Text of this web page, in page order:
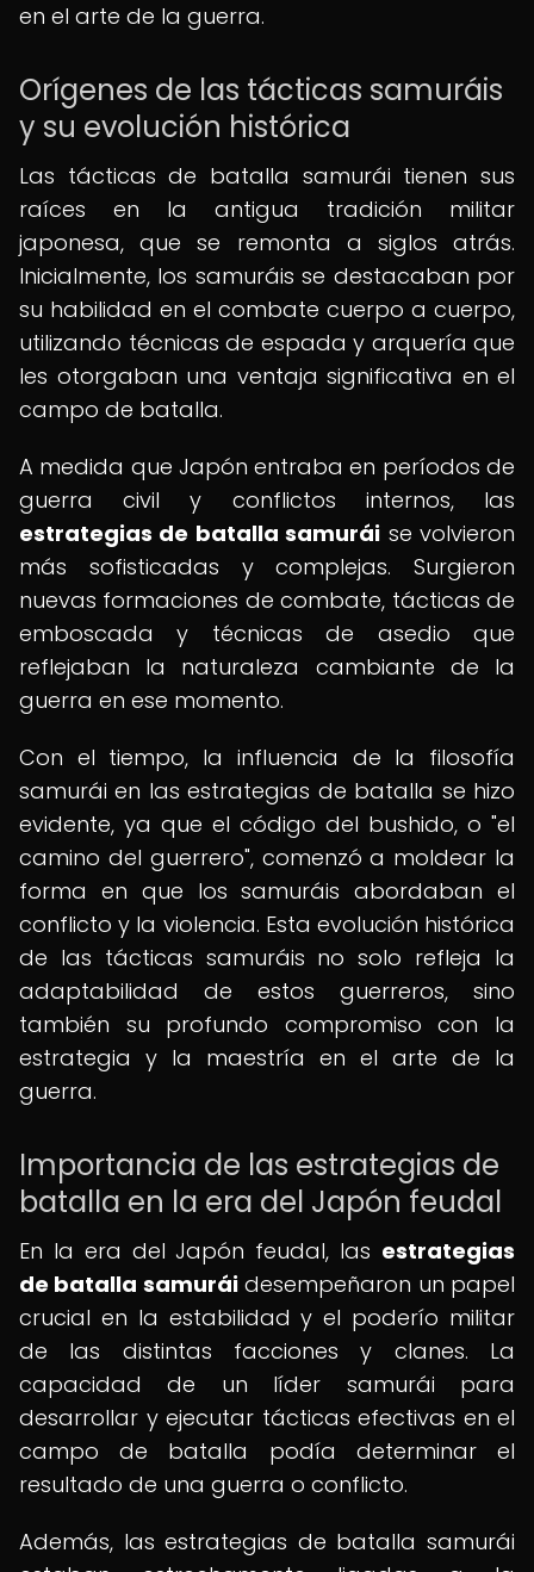
en el arte de la guerra.
Orígenes de las tácticas samuráis
y su evolución histórica
Las tácticas de batalla samurái tienen sus
raíces en la antigua tradición militar
japonesa, que se remonta a siglos atrás.
Inicialmente, los samuráis se destacaban por
su habilidad en el combate cuerpo a cuerpo,
utilizando técnicas de espada y arquería que
les otorgaban una ventaja significativa en el
campo de batalla.
A medida que Japón entraba en períodos de
guerra civil y conflictos internos, las
estrategias de batalla samurái se volvieron
más sofisticadas y complejas. Surgieron
nuevas formaciones de combate, tácticas de
emboscada y técnicas de asedio que
reflejaban la naturaleza cambiante de la
guerra en ese momento.
Con el tiempo, la influencia de la filosofía
samurái en las estrategias de batalla se hizo
evidente, ya que el código del bushido, o "el
camino del guerrero", comenzó a moldear la
forma en que los samuráis abordaban el
conflicto y la violencia. Esta evolución histórica
de las tácticas samuráis no solo refleja la
adaptabilidad de estos guerreros, sino
también su profundo compromiso con la
estrategia y la maestría en el arte de la
guerra.
Importancia de las estrategias de
batalla en la era del Japón feudal
En la era del Japón feudal, las estrategias
de batalla samuráidesempeñaron un papel
crucial en la estabilidad y el poderío militar
de las distintas facciones y clanes. La
capacidad de un líder samurái para
desarrollar y ejecutar tácticas efectivas en el
campo de batalla podía determinar el
resultado de una guerra o conflicto.
Además, las estrategias de batalla samurái